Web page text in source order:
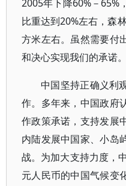
2005年下降60%－65%
比重达到20%左右，森
方米左右。虽然需要付
和决心实现我们的承诺。
中国坚持正确义利
作。多年来，中国政府
作政策承诺，支持发展
内陆发展中国家、小岛
战。为加大支持力度，
元人民币的中国气候变